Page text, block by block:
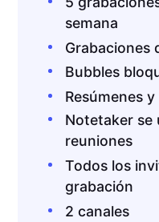
semana
Grabaciones
Bubbles
Resúmenes
Notetaker se
reuniones
Todos los
grabación
2 canales